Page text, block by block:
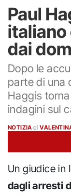
Paul
italiano
dai
Dopo le
parte di una
Haggis
indagini sul
NOTIZIA di
Un giudice in
dagli arresti